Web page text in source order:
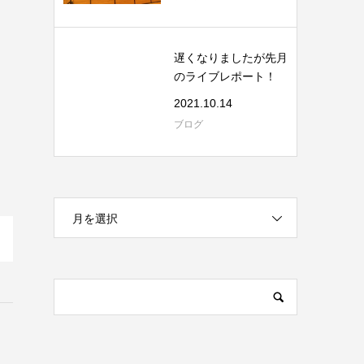
遅くなりましたが先月
のライブレポート！
2021.10.14
ブログ
月を選択